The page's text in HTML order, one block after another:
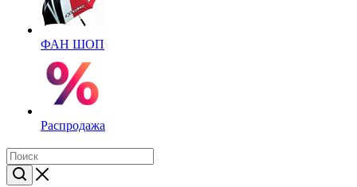
ФАН ШОП
Распродажа